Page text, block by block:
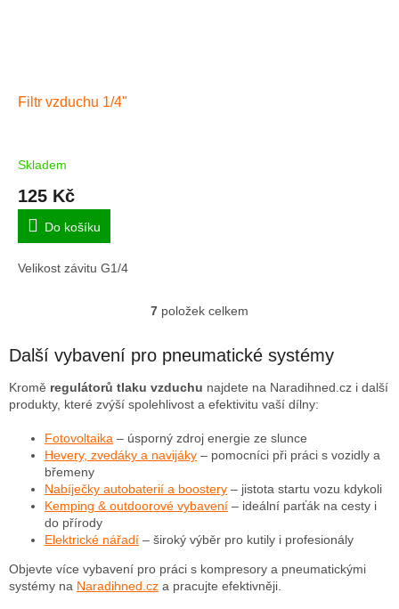
Filtr vzduchu 1/4"
Skladem
125 Kč
Do košíku
Velikost závitu G1/4
O
l
d
a
í
p
v
k
v
p
i
7 položek celkem
Další vybavení pro pneumatické systémy
Kromě regulátorů tlaku vzduchu najdete na Naradihned.cz i další
produkty, které zvýší spolehlivost a efektivitu vaší dílny:
Fotovoltaika – úsporný zdroj energie ze slunce
Hevery, zvedáky a navijáky – pomocníci při práci s vozidly a
břemeny
Nabíječky autobaterií a boostery – jistota startu vozu kdykoli
Kemping & outdoorové vybavení – ideální parťák na cesty i
do přírody
Elektrické nářadí – široký výběr pro kutily i profesionály
Objevte více vybavení pro práci s kompresory a pneumatickými
systémy na Naradihned.cz a pracujte efektivněji.